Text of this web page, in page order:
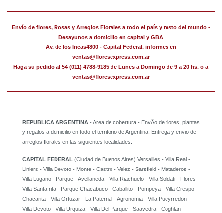
Envío de flores, Rosas y Arreglos Florales a todo el país y resto del mundo -
Desayunos a domicilio en capital y GBA
Av. de los Incas4800 - Capital Federal. informes en
ventas@floresexpress.com.ar
Haga su pedido al 54 (011) 4788-9185 de Lunes a Domingo de 9 a 20 hs. o a
ventas@floresexpress.com.ar
REPUBLICA ARGENTINA - Area de cobertura - EnvÃ­o de flores, plantas
y regalos a domicilio en todo el territorio de Argentina. Entrega y envio de
arreglos florales en las siguientes localidades:
CAPITAL FEDERAL (Ciudad de Buenos Aires) Versailles - Villa Real -
Liniers - Villa Devoto - Monte - Castro - Velez - Sarsfield - Mataderos -
Villa Lugano - Parque - Avellaneda - Villa Riachuelo - Villa Soldati - Flores -
Villa Santa rita - Parque Chacabuco - Caballito - Pompeya - Villa Crespo -
Chacarita - Villa Ortuzar - La Paternal - Agronomia - Villa Pueyrredon -
Villa Devoto - Villa Urquiza - Villa Del Parque - Saavedra - Coghlan -